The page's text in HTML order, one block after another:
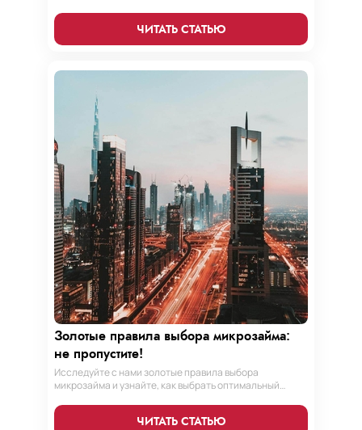
долгами и достичь финансовой гармонии, следуя
нашим проверенным стратегиям.
ЧИТАТЬ СТАТЬЮ
Золотые правила выбора микрозайма:
не пропустите!
Исследуйте с нами золотые правила выбора
микрозайма и узнайте, как выбрать оптимальный
обеспечить свою финансовую безопасность. Ваш
компас в мире микрокредитов!
ЧИТАТЬ СТАТЬЮ